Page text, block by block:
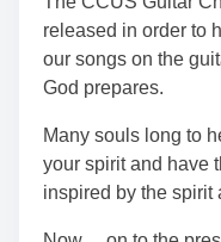
released in order to
our songs on the
God prepares.
Many souls long to
your spirit and have
inspired by the spirit